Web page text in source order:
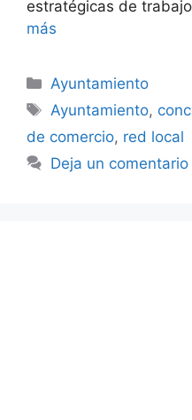
estratégicas de
más
Categorías
Ayuntamiento
Etiquetas
Ayuntamiento,
de comercio, red local
Deja un comentario